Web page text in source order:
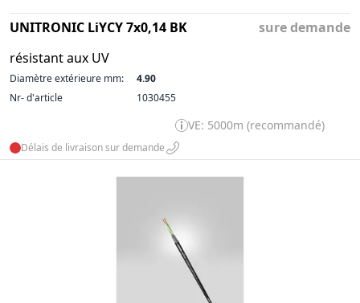
UNITRONIC LiYCY 7x0,14 BK
résistant aux UV
sure demande
Diamètre extérieure mm:
4.90
Nr- d'article
1030455
VE: 5000m (recommandé)
Délais de livraison sur demande